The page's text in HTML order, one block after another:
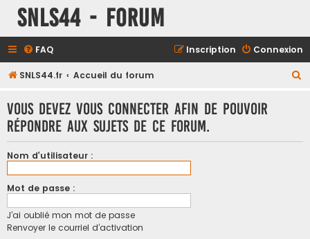
SNLS44 - Forum
FAQ Connexion
Inscription
SNLS44.fr Accueil du forum
Vous devez vous connecter afin de pouvoir
répondre aux sujets de ce forum.
Nom d’utilisateur :
Mot de passe :
J’ai oublié mon mot de passe
Renvoyer le courriel d’activation